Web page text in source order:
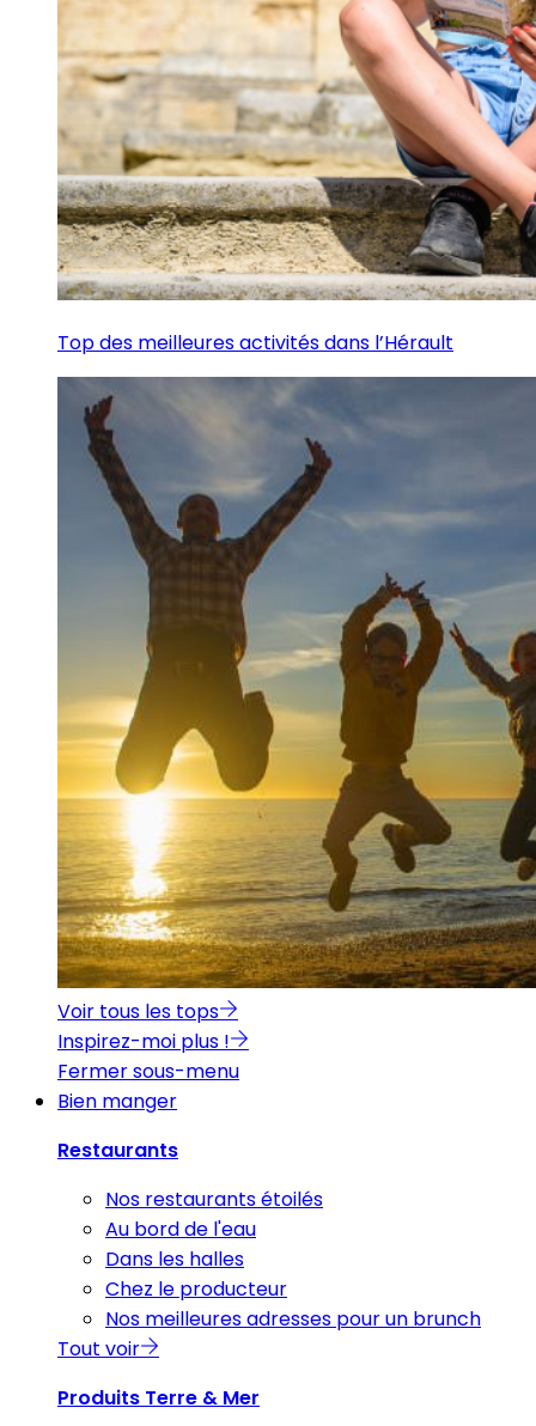
Top des meilleures activités dans l’Hérault
Voir tous les tops
Inspirez-moi plus !
Fermer sous-menu
Bien manger
Restaurants
Nos restaurants étoilés
Au bord de l'eau
Dans les halles
Chez le producteur
Nos meilleures adresses pour un brunch
Tout voir
Produits Terre & Mer